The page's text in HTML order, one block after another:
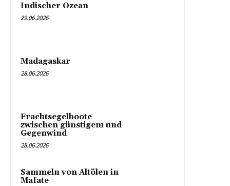
Indischer Ozean
29.06.2026
Madagaskar
28.06.2026
Frachtsegelboote
zwischen günstigem und
Gegenwind
28.06.2026
Sammeln von Altölen in
Mafate